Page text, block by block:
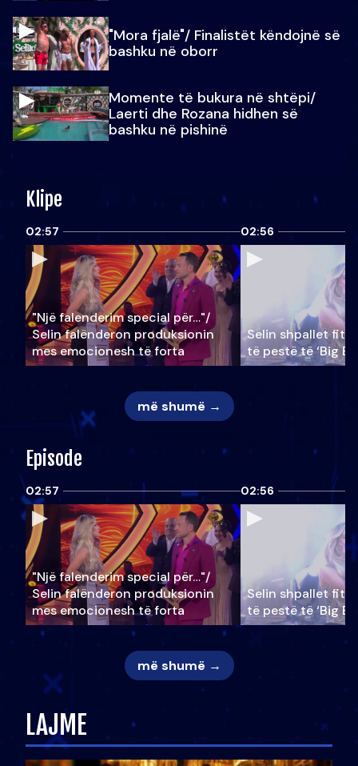
"Mora fjalë"/ Finalistët këndojnë së
bashku në oborr
Momente të bukura në shtëpi/
Laerti dhe Rozana hidhen së
bashku në pishinë
Klipe
02:57
"Një falenderim special për…"/
Selin falënderon produksionin
mes emocionesh të forta
02:56
Selin shpallet
të pestë të ‘Big
më shumë →
Episode
02:57
"Një falenderim special për…"/
Selin falënderon produksionin
mes emocionesh të forta
02:56
Selin shpallet
të pestë të ‘Big
më shumë →
LAJME